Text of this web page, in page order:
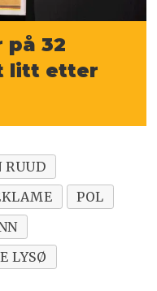
32
litt etter
RUUD
POL
LYSØ